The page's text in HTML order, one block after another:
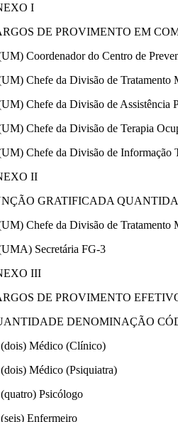
I
DE PROVIMENTO EM
Coordenador do Centro de
Chefe da Divisão de
Chefe da Divisão de Assistência
Chefe da Divisão de Terapia
Chefe da Divisão de
II
GRATIFICADA
Chefe da Divisão de
Secretária FG-3
III
DE PROVIMENTO
DENOMINAÇÃO
Médico (Clínico)
Médico (Psiquiatra)
Psicólogo
Enfermeiro